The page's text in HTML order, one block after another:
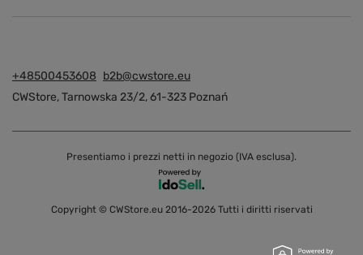
+48500453608 b2b@cwstore.eu
CWStore,Tarnowska 23/2,61-323 Poznań
Presentiamo i prezzi netti in negozio (IVA esclusa).
Copyright © CWStore.eu 2016-2026 Tutti i diritti riservati